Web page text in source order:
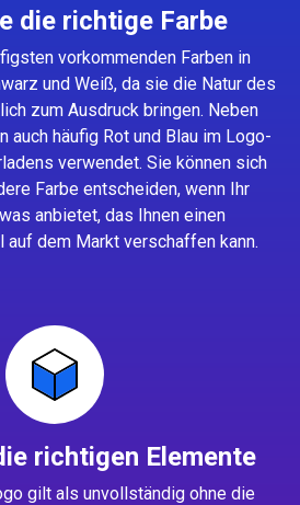
die richtige Farbe
vorkommenden Farben in
und Weiß, da sie die Natur des
zum Ausdruck bringen. Neben
auch häufig Rot und Blau im Logo-
verwendet. Sie können sich
Farbe entscheiden, wenn Ihr
anbietet, das Ihnen einen
dem Markt verschaffen kann.
richtigen Elemente
gilt als unvollständig ohne die